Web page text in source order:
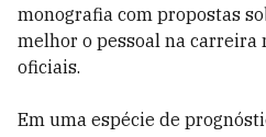
monografia com propostas
melhor o pessoal na carreira
oficiais.
Em uma espécie de